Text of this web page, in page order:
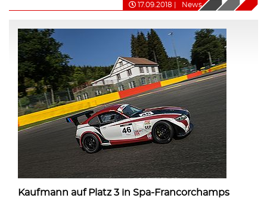
17.09.2018 News
Kaufmann auf Platz 3 in Spa-Francorchamps